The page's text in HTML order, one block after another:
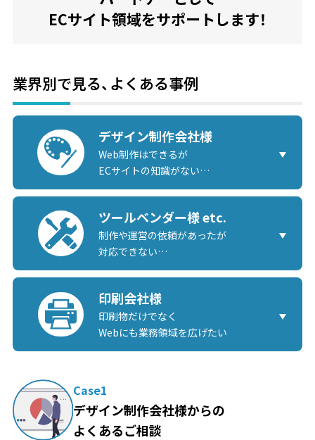
ECサイト領域をサポートします！
業界別で見る、よくある事例
デザイン制作会社様
Web制作はできるが
ECサイトの知識がない…
ツールベンダー様 etc.
制作や運営の依頼があったが
対応できない…
印刷会社様
印刷物だけでなく
Webにも業務領域を広げたい
Case1
デザイン制作会社様からの
よくあるご相談